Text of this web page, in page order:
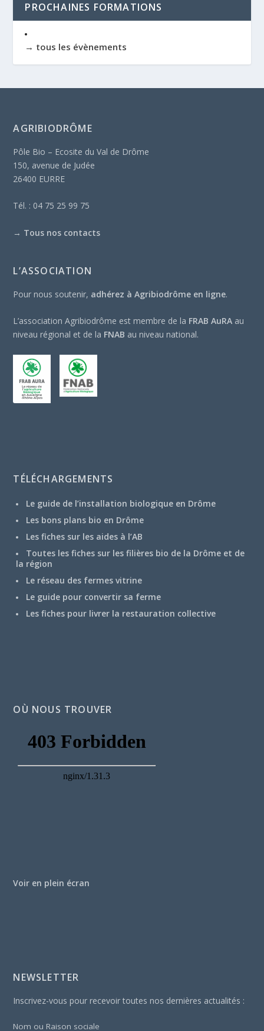
PROCHAINES FORMATIONS
→ tous les évènements
AGRIBIODRÔME
Pôle Bio – Ecosite du Val de Drôme
150, avenue de Judée
26400 EURRE
Tél. : 04 75 25 99 75
→ Tous nos contacts
L’ASSOCIATION
Pour nous soutenir, adhérez à Agribiodrôme en ligne.
L’association Agribiodrôme est membre de la FRAB AuRA au
niveau régional et de la FNAB au niveau national.
TÉLÉCHARGEMENTS
Le guide de l’installation biologique en Drôme
Les bons plans bio en Drôme
Les fiches sur les aides à l’AB
Toutes les fiches sur les filières bio de la Drôme et de
la région
Le réseau des fermes vitrine
Le guide pour convertir sa ferme
Les fiches pour livrer la restauration collective
OÙ NOUS TROUVER
Voir en plein écran
NEWSLETTER
Inscrivez-vous pour recevoir toutes nos dernières actualités :
Nom ou Raison sociale